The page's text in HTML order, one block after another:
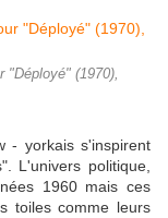
"Déployé" (1970),
- yorkais s'inspirent
L'univers politique,
1960 mais ces
toiles comme leurs